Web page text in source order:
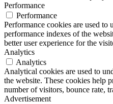
Performance
Performance
Performance cookies are used to
performance indexes of the
better user experience for the
Analytics
Analytics
Analytical cookies are used to
the website. These cookies help
number of visitors, bounce rate,
Advertisement